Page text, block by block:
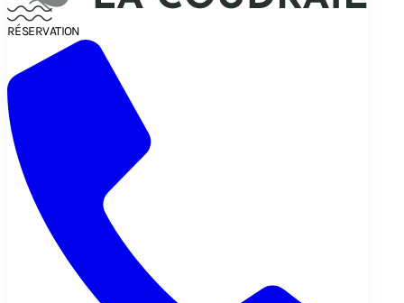
RÉSERVATION